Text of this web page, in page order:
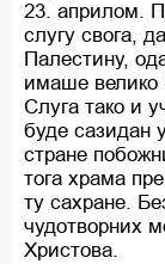
23. априлом.
слугу свога,
Палестину,
имаше велико
Слуга тако и
буде сазидан
стране
тога храма
ту сахране.
чудотворних
Христова.